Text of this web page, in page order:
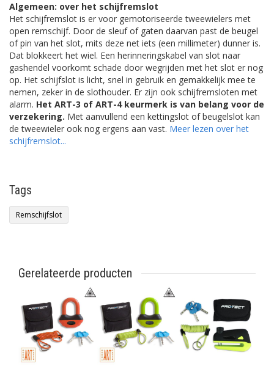
Algemeen: over het schijfremslot
Het schijfremslot is er voor gemotoriseerde tweewielers met
open remschijf. Door de sleuf of gaten daarvan past de beugel
of pin van het slot, mits deze net iets (een millimeter) dunner is.
Dat blokkeert het wiel. Een herinneringskabel van slot naar
gashendel voorkomt schade door wegrijden met het slot er nog
op. Het schijfslot is licht, snel in gebruik en gemakkelijk mee te
nemen, zeker in de slothouder. Er zijn ook schijfremsloten met
alarm. Het ART-3 of ART-4 keurmerk is van belang voor de
verzekering. Met aanvullend een kettingslot of beugelslot kan
de tweewieler ook nog ergens aan vast. Meer lezen over het
schijfremslot...
Tags
Remschijfslot
Gerelateerde producten